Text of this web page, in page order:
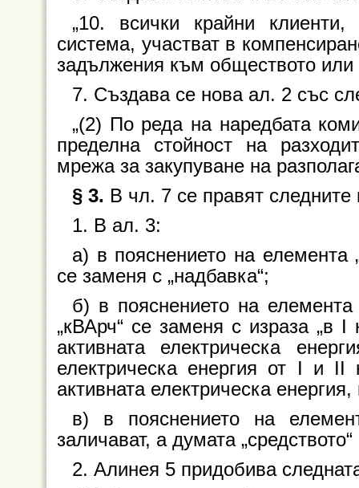
„10. всички крайни клиенти,
система, участват в
задължения към обществото или
7. Създава се нова ал. 2 със
„(2) По реда на наредбата
пределна стойност на
мрежа за закупуване на
§ 3. В чл. 7 се правят
1. В ал. 3:
а) в пояснението на елемента
се заменя с „надбавка“;
б) в пояснението на
„кВАрч“ се заменя с израза „в
активната електрическа
електрическа енергия от I и II
активната електрическа енергия,
в) в пояснението на
заличават, а думата
2. Алинея 5 придобива